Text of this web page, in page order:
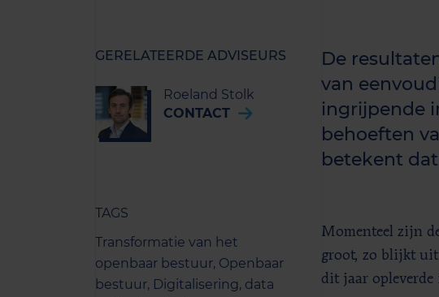
GERELATEERDE ADVISEURS
Roeland Stolk
CONTACT
TAGS
Transformatie van het
openbaar bestuur, Openbaar
bestuur, Digitalisering, data
De
van
ingrijpende
behoeften
betekent
Momenteel zijn
groot, zo blijkt uit
dit jaar